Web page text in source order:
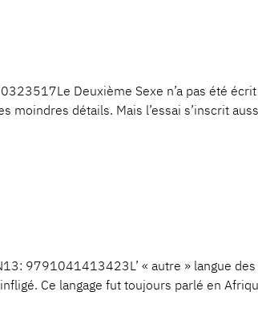
Deuxième Sexe n’a pas été
détails. Mais l’essai s’inscrit
9791041413423L’ « autre » langue des
Ce langage fut toujours parlé en